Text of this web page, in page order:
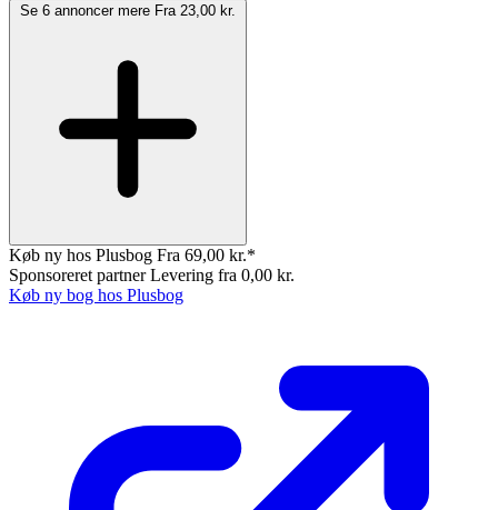
Se 6 annoncer mere Fra 23,00 kr.
Køb ny hos Plusbog Fra 69,00 kr.*
Sponsoreret partnerLevering fra 0,00 kr.
Køb ny bog hos Plusbog